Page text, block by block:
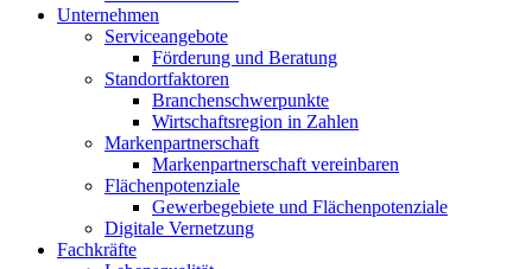
Unternehmen
Serviceangebote
Förderung und Beratung
Standortfaktoren
Branchenschwerpunkte
Wirtschaftsregion in Zahlen
Markenpartnerschaft
Markenpartnerschaft vereinbaren
Flächenpotenziale
Gewerbegebiete und Flächenpotenziale
Digitale Vernetzung
Fachkräfte